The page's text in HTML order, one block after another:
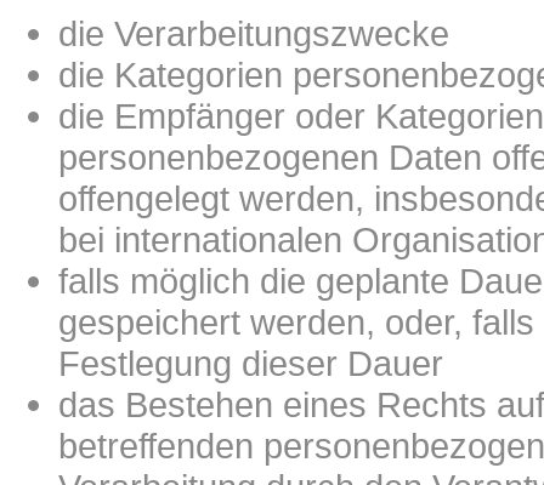
die Verarbeitungszwecke
die Kategorien
die Empfänger oder
personenbezogenen Daten
offengelegt werden,
bei internationalen
falls möglich die geplante
gespeichert werden, oder,
Festlegung dieser Dauer
das Bestehen eines Rechts
betreffenden